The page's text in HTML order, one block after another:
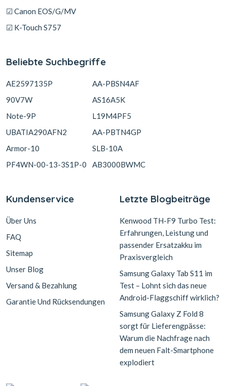
☑ Canon EOS/G/MV
☑ K-Touch S757
Beliebte Suchbegriffe
AE2597135P
90V7W
Note-9P
UBATIA290AFN2
Armor-10
PF4WN-00-13-3S1P-0
AA-PBSN4AF
AS16A5K
L19M4PF5
AA-PBTN4GP
SLB-10A
AB3000BWMC
Kundenservice
Über Uns
FAQ
Sitemap
Unser Blog
Versand & Bezahlung
Garantie Und Rücksendungen
Letzte Blogbeiträge
Kenwood TH-F9 Turbo Test:
Erfahrungen, Leistung und
passender Ersatzakku im
Praxisvergleich
Samsung Galaxy Tab S11 im
Test – Lohnt sich das neue
Android-Flaggschiff wirklich?
Samsung Galaxy Z Fold 8
sorgt für Lieferengpässe:
Warum die Nachfrage nach
dem neuen Falt-Smartphone
explodiert